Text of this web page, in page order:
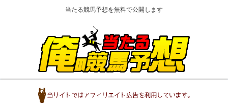
当たる競馬予想を無料で公開します